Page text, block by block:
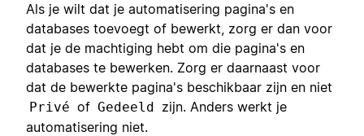
Als je wilt dat je automatisering pagina's en
databases toevoegt of bewerkt, zorg er dan voor
dat je de machtiging hebt om die pagina's en
databases te bewerken. Zorg er daarnaast voor
dat de bewerkte pagina's beschikbaar zijn en niet
Privé of Gedeeld zijn. Anders werkt je
automatisering niet.